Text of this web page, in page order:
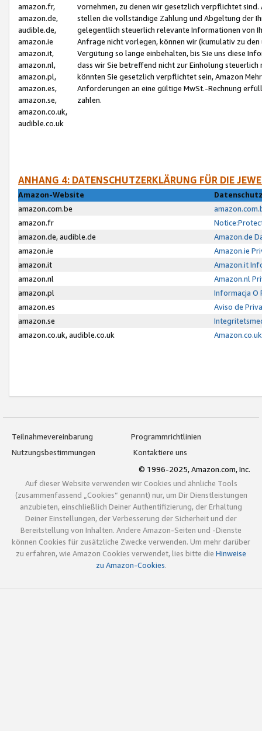
amazon.fr,
amazon.de,
audible.de,
amazon.ie
amazon.it,
amazon.nl,
amazon.pl,
amazon.es,
amazon.se,
amazon.co.uk,
audible.co.uk
vornehmen, zu denen wir gesetzlich verpflichtet
stellen die vollständige Zahlung und Abgeltung der
gelegentlich steuerlich relevante Informationen von
Anfrage nicht vorlegen, können wir (kumulativ zu
Vergütung so lange einbehalten, bis Sie uns diese
dass wir Sie betreffend nicht zur Einholung
könnten Sie gesetzlich verpflichtet sein, Amazon
Anforderungen an eine gültige MwSt.-Rechnung
zahlen.
ANHANG 4: DATENSCHUTZERKLÄRUNG FÜR DIE
Amazon-Website
amazon.com.be
amazon.fr
amazon.de, audible.de
Amazon.de
amazon.ie
Amazon.ie
amazon.it
Amazon.it
amazon.nl
Amazon.nl
amazon.pl
Informacja O
amazon.es
Aviso de
amazon.se
amazon.co.uk, audible.co.uk
Teilnahmevereinbarung
Programmrichtlinien
Nutzungsbestimmungen
Kontaktiere uns
© 1996-2025, Amazon.com, Inc.
Auf dieser Website verwenden wir Cookies und ähnliche Tools
(zusammenfassend „Cookies“ genannt) nur, um Dir Dienstleistungen
anzubieten, einschließlich Deiner Authentifizierung, der Erhaltung
Deiner Einstellungen, der Verbesserung der Sicherheit und der
Bereitstellung von Inhalten. Andere Amazon-Seiten und -Dienste
können Cookies für zusätzliche Zwecke verwenden. Um mehr darüber
zu erfahren, wie Amazon Cookies verwendet, lies bitte die Hinweise
zu Amazon-Cookies.